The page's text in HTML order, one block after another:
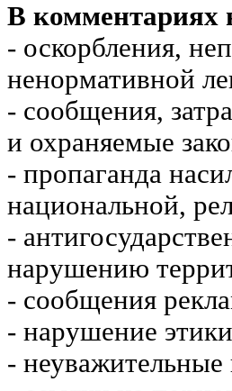
В комментариях
- оскорбления,
ненормативной
- сообщения,
и охраняемые
- пропаганда
национальной,
-
нарушению
- сообщения
- нарушение
- неуважительные